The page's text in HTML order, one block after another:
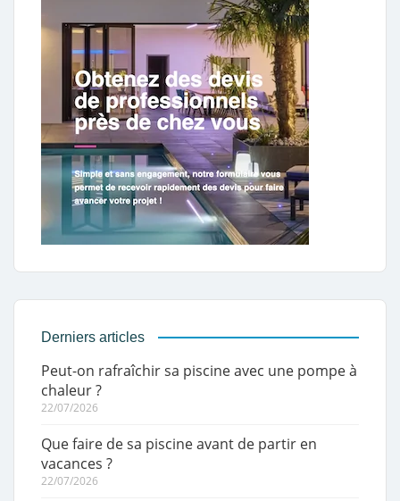
Derniers articles
Peut-on rafraîchir sa piscine avec une pompe à
chaleur ?
22/07/2026
Que faire de sa piscine avant de partir en
vacances ?
22/07/2026